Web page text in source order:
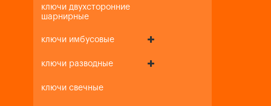
ключи двухсторонние
шарнирные
ключи имбусовые
ключи разводные
ключи свечные